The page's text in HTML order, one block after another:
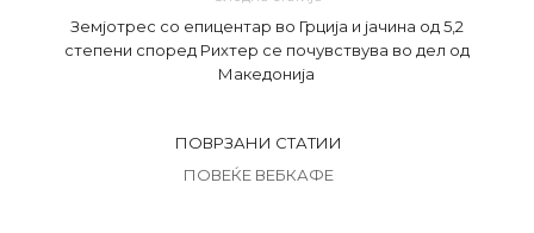
Земјотрес со епицентар во Грција и јачина од 5,2
степени според Рихтер се почувствува во дел од
Македонија
ПОВРЗАНИ СТАТИИ
ПОВЕЌЕ ВЕБКАФЕ